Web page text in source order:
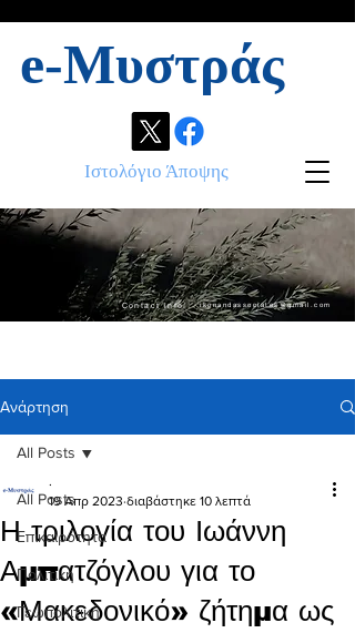
e-Μυστράς
Ιστολόγιο Άποψης
Contact info: ikonandassociates@gmail.com
Ανάρτηση
All Posts
Επικαιρότητα
Πολιτική
Γεωπολιτική
All Posts
Η τριλογία του Ιωάννη
Αμπατζόγλου για το
«Μακεδονικό» ζήτημα ως
.
19 Απρ 2023 διαβάστηκε 10 λεπτά